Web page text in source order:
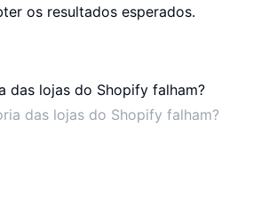
os resultados esperados.
das lojas do Shopify falham?